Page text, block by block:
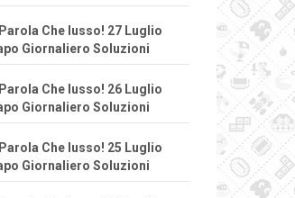
Che lusso! 27 Luglio
Giornaliero Soluzioni
Che lusso! 26 Luglio
Giornaliero Soluzioni
Che lusso! 25 Luglio
Giornaliero Soluzioni